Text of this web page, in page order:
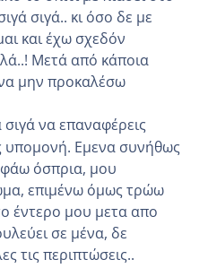
σιγά.. κι όσο δε με
και έχω σχεδόν
Μετά από κάποια
μην προκαλέσω
σιγά να επαναφέρεις
υπομονή. Εμενα συνήθως
όσπρια, μου
επιμένω όμως τρώω
έντερο μου μετα απο
σε μένα, δε
τις περιπτώσεις..